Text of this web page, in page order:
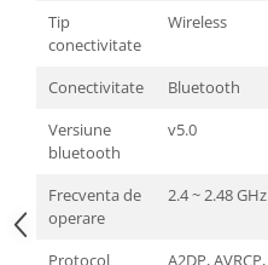
Tip
conectivitate
Wireless
Conectivitate
Bluetooth
Versiune
bluetooth
v5.0
Frecventa de
operare
2.4 ~ 2.48 GHz
Protocol A2DP,